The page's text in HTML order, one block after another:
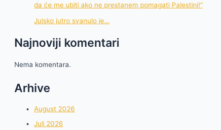
da će me ubiti ako ne prestanem pomagati Palestini!”
Julsko jutro svanulo je…
Najnoviji komentari
Nema komentara.
Arhive
August 2026
Juli 2026